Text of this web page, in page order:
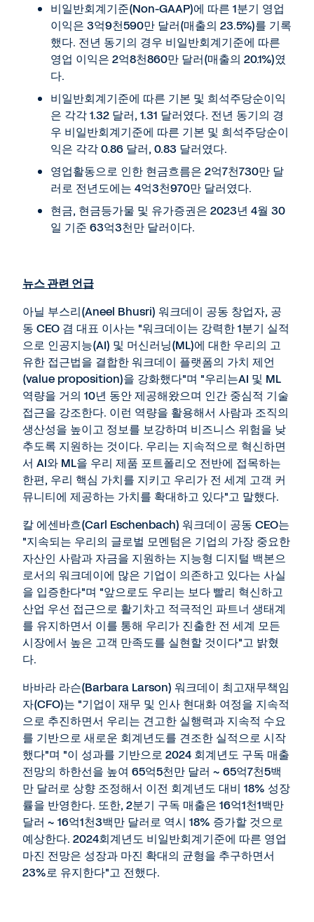
비일반회계기준(Non-GAAP)에 따른 1분기 영업
이익은 3억9천590만 달러(매출의 23.5%)를 기록
했다. 전년 동기의 경우 비일반회계기준에 따른
영업 이익은 2억8천860만 달러(매출의 20.1%)였
다.
비일반회계기준에 따른 기본 및 희석주당순이익
은 각각 1.32 달러, 1.31 달러였다. 전년 동기의 경
우 비일반회계기준에 따른 기본 및 희석주당순이
익은 각각 0.86 달러, 0.83 달러였다.
영업활동으로 인한 현금흐름은 2억7천730만 달
러로 전년도에는 4억3천970만 달러였다.
현금, 현금등가물 및 유가증권은 2023년 4월 30
일 기준 63억3천만 달러이다.
뉴스 관련 언급
아닐 부스리(Aneel Bhusri) 워크데이 공동 창업자, 공
동 CEO 겸 대표 이사는 "워크데이는 강력한 1분기 실적
으로 인공지능(AI) 및 머신러닝(ML)에 대한 우리의 고
유한 접근법을 결합한 워크데이 플랫폼의 가치 제언
(value proposition)을 강화했다"며 "우리는AI 및 ML
역량을 거의 10년 동안 제공해왔으며 인간 중심적 기술
접근을 강조한다. 이런 역량을 활용해서 사람과 조직의
생산성을 높이고 정보를 보강하며 비즈니스 위험을 낮
추도록 지원하는 것이다. 우리는 지속적으로 혁신하면
서 AI와 ML을 우리 제품 포트폴리오 전반에 접목하는
한편, 우리 핵심 가치를 지키고 우리가 전 세계 고객 커
뮤니티에 제공하는 가치를 확대하고 있다"고 말했다.
칼 에센바흐(Carl Eschenbach) 워크데이 공동 CEO는
"지속되는 우리의 글로벌 모멘텀은 기업의 가장 중요한
자산인 사람과 자금을 지원하는 지능형 디지털 백본으
로서의 워크데이에 많은 기업이 의존하고 있다는 사실
을 입증한다"며 "앞으로도 우리는 보다 빨리 혁신하고
산업 우선 접근으로 활기차고 적극적인 파트너 생태계
를 유지하면서 이를 통해 우리가 진출한 전 세계 모든
시장에서 높은 고객 만족도를 실현할 것이다"고 밝혔
다.
바바라 라슨(Barbara Larson) 워크데이 최고재무책임
자(CFO)는 "기업이 재무 및 인사 현대화 여정을 지속적
으로 추진하면서 우리는 견고한 실행력과 지속적 수요
를 기반으로 새로운 회계년도를 견조한 실적으로 시작
했다"며 "이 성과를 기반으로 2024 회계년도 구독 매출
전망의 하한선을 높여 65억5천만 달러 ~ 65억7천5백
만 달러로 상향 조정해서 이전 회계년도 대비 18% 성장
률을 반영한다. 또한, 2분기 구독 매출은 16억1천1백만
달러 ~ 16억1천3백만 달러로 역시 18% 증가할 것으로
예상한다. 2024회계년도 비일반회계기준에 따른 영업
마진 전망은 성장과 마진 확대의 균형을 추구하면서
23%로 유지한다"고 전했다.